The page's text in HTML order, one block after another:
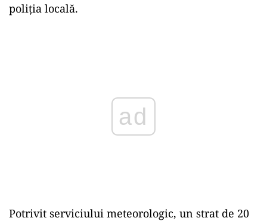
poliţia locală.
ad
Potrivit serviciului meteorologic, un strat de 20